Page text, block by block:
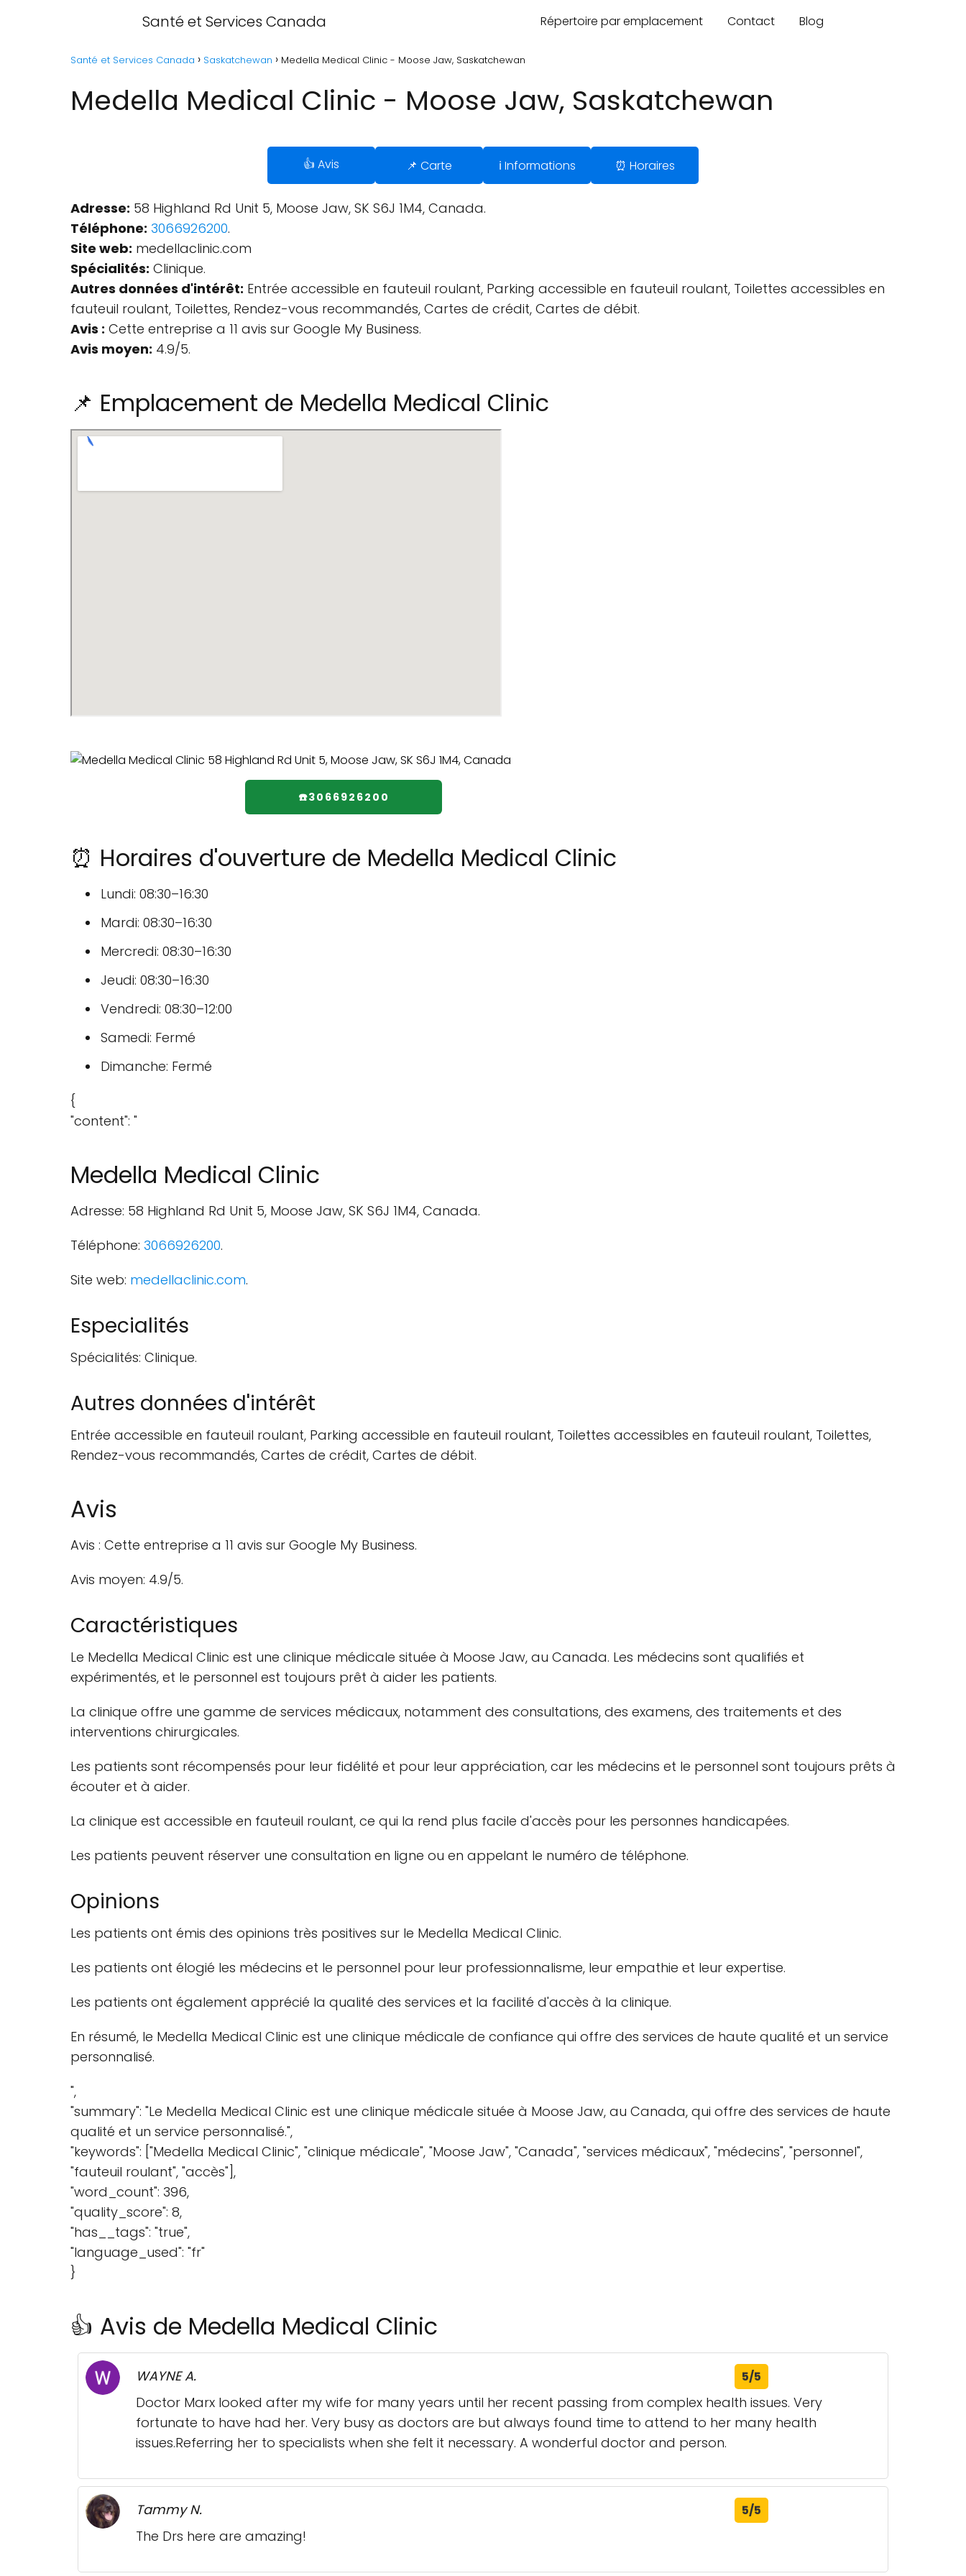
Santé et Services Canada Répertoire par emplacement Contact Blog
Santé et Services Canada Saskatchewan Medella Medical Clinic - Moose Jaw, Saskatchewan
Medella Medical Clinic - Moose Jaw, Saskatchewan
👍 Avis 📌 Carte ℹ️ Informations ⏰ Horaires
Adresse: 58 Highland Rd Unit 5, Moose Jaw, SK S6J 1M4, Canada.
Téléphone: 3066926200.
Site web: medellaclinic.com
Spécialités: Clinique.
Autres données d'intérêt: Entrée accessible en fauteuil roulant, Parking accessible en fauteuil roulant, Toilettes accessibles en
fauteuil roulant, Toilettes, Rendez-vous recommandés, Cartes de crédit, Cartes de débit.
Avis : Cette entreprise a 11 avis sur Google My Business.
Avis moyen: 4.9/5.
📌 Emplacement de Medella Medical Clinic
☎️3066926200
⏰ Horaires d'ouverture de Medella Medical Clinic
Lundi: 08:30–16:30
Mardi: 08:30–16:30
Mercredi: 08:30–16:30
Jeudi: 08:30–16:30
Vendredi: 08:30–12:00
Samedi: Fermé
Dimanche: Fermé
{
"content": "
Medella Medical Clinic
Adresse: 58 Highland Rd Unit 5, Moose Jaw, SK S6J 1M4, Canada.
Téléphone: 3066926200.
Site web: medellaclinic.com.
Especialités
Spécialités: Clinique.
Autres données d'intérêt
Entrée accessible en fauteuil roulant, Parking accessible en fauteuil roulant, Toilettes accessibles en fauteuil roulant, Toilettes,
Rendez-vous recommandés, Cartes de crédit, Cartes de débit.
Avis
Avis : Cette entreprise a 11 avis sur Google My Business.
Avis moyen: 4.9/5.
Caractéristiques
Le Medella Medical Clinic est une clinique médicale située à Moose Jaw, au Canada. Les médecins sont qualifiés et
expérimentés, et le personnel est toujours prêt à aider les patients.
La clinique offre une gamme de services médicaux, notamment des consultations, des examens, des traitements et des
interventions chirurgicales.
Les patients sont récompensés pour leur fidélité et pour leur appréciation, car les médecins et le personnel sont toujours prêts à
écouter et à aider.
La clinique est accessible en fauteuil roulant, ce qui la rend plus facile d'accès pour les personnes handicapées.
Les patients peuvent réserver une consultation en ligne ou en appelant le numéro de téléphone.
Opinions
Les patients ont émis des opinions très positives sur le Medella Medical Clinic.
Les patients ont élogié les médecins et le personnel pour leur professionnalisme, leur empathie et leur expertise.
Les patients ont également apprécié la qualité des services et la facilité d'accès à la clinique.
En résumé, le Medella Medical Clinic est une clinique médicale de confiance qui offre des services de haute qualité et un service
personnalisé.
",
"summary": "Le Medella Medical Clinic est une clinique médicale située à Moose Jaw, au Canada, qui offre des services de haute
qualité et un service personnalisé.",
"keywords": ["Medella Medical Clinic", "clinique médicale", "Moose Jaw", "Canada", "services médicaux", "médecins", "personnel",
"fauteuil roulant", "accès"],
"word_count": 396,
"quality_score": 8,
"has__tags": "true",
"language_used": "fr"
}
👍 Avis de Medella Medical Clinic
WAYNE A. 5/5
Doctor Marx looked after my wife for many years until her recent passing from complex health issues. Very
fortunate to have had her. Very busy as doctors are but always found time to attend to her many health
issues.Referring her to specialists when she felt it necessary. A wonderful doctor and person.
Tammy N. 5/5
The Drs here are amazing!